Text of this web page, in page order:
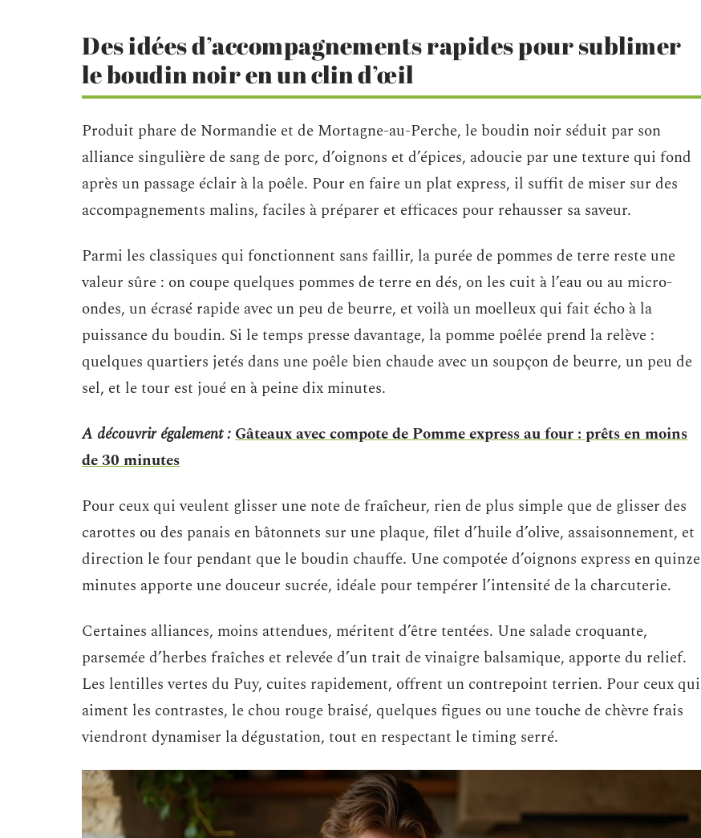
Des idées d’accompagnements rapides pour sublimer
le boudin noir en un clin d’œil
Produit phare de Normandie et de Mortagne-au-Perche, le boudin noir séduit par son
alliance singulière de sang de porc, d’oignons et d’épices, adoucie par une texture qui fond
après un passage éclair à la poêle. Pour en faire un plat express, il suffit de miser sur des
accompagnements malins, faciles à préparer et efficaces pour rehausser sa saveur.
Parmi les classiques qui fonctionnent sans faillir, la purée de pommes de terre reste une
valeur sûre : on coupe quelques pommes de terre en dés, on les cuit à l’eau ou au micro-
ondes, un écrasé rapide avec un peu de beurre, et voilà un moelleux qui fait écho à la
puissance du boudin. Si le temps presse davantage, la pomme poêlée prend la relève :
quelques quartiers jetés dans une poêle bien chaude avec un soupçon de beurre, un peu de
sel, et le tour est joué en à peine dix minutes.
A découvrir également :Gâteaux avec compote de Pomme express au four : prêts en moins
de 30 minutes
Pour ceux qui veulent glisser une note de fraîcheur, rien de plus simple que de glisser des
carottes ou des panais en bâtonnets sur une plaque, filet d’huile d’olive, assaisonnement, et
direction le four pendant que le boudin chauffe. Une compotée d’oignons express en quinze
minutes apporte une douceur sucrée, idéale pour tempérer l’intensité de la charcuterie.
Certaines alliances, moins attendues, méritent d’être tentées. Une salade croquante,
parsemée d’herbes fraîches et relevée d’un trait de vinaigre balsamique, apporte du relief.
Les lentilles vertes du Puy, cuites rapidement, offrent un contrepoint terrien. Pour ceux qui
aiment les contrastes, le chou rouge braisé, quelques figues ou une touche de chèvre frais
viendront dynamiser la dégustation, tout en respectant le timing serré.